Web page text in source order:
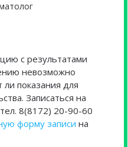
с результатами
невозможно
показания для
Записаться на
8(8172) 20-90-60
форму записи на